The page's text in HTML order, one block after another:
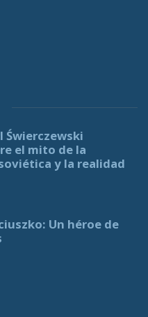
Świerczewski
el mito de la
y la realidad
Un héroe de